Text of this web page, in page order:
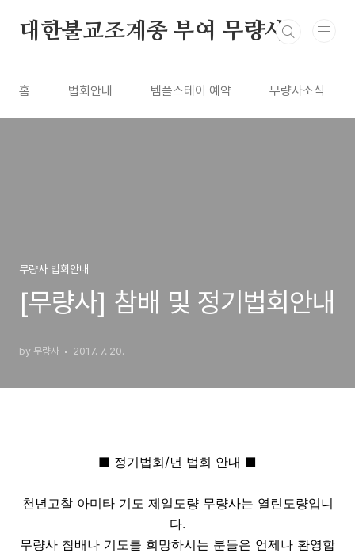
대한불교조계종 부여 무량사
홈 법회안내 템플스테이 예약 무량사소식
무량사 법회안내
[무량사] 참배 및 정기법회안내
by 무량사 2017. 7. 20.
■ 정기법회/년 법회 안내 ■
천년고찰 아미타 기도 제일도량 무량사는 열린도량입니
다.
무량사 참배나 기도를 희망하시는 분들은 언제나 환영합